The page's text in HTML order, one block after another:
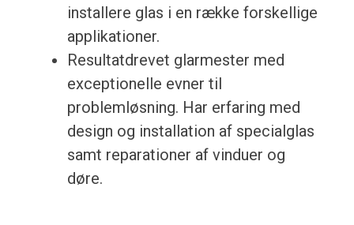
installere glas i en række forskellige
applikationer.
Resultatdrevet glarmester med
exceptionelle evner til
problemløsning. Har erfaring med
design og installation af specialglas
samt reparationer af vinduer og
døre.